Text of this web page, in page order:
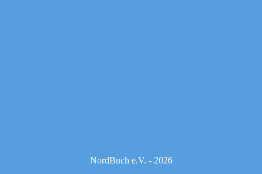
NordBuch e.V. - 2026